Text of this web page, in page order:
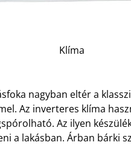
Klíma
nagyban eltér a
Az inverteres klíma
Az ilyen
a lakásban. Árban bárki